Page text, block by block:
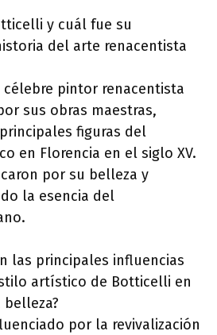
y cuál fue su
del arte renacentista
pintor renacentista
sus obras maestras,
figuras del
en Florencia en el siglo XV.
por su belleza y
la esencia del
las principales influencias
artístico de Botticelli en
por la revivalización